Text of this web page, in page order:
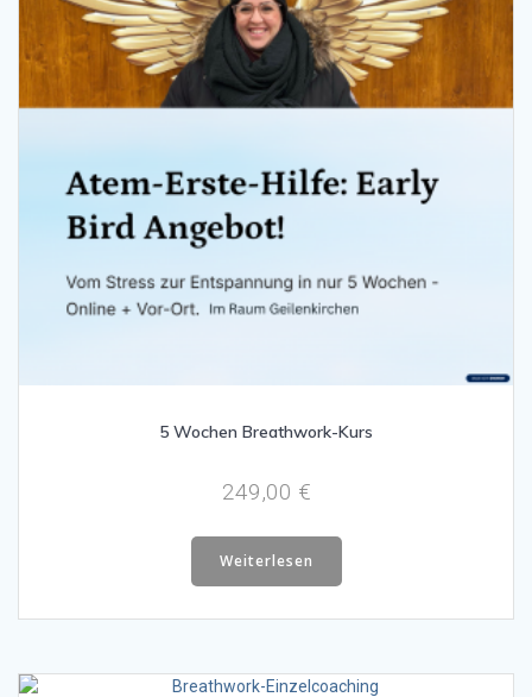
5 Wochen Breathwork-Kurs
249,00 €
Weiterlesen